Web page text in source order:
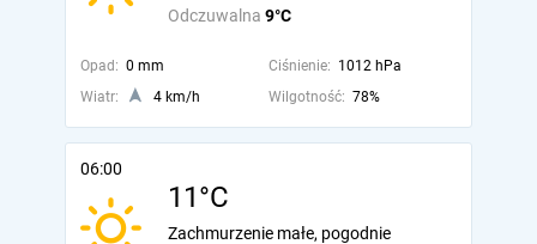
Odczuwalna 9°C
Opad: 0 mm Ciśnienie: 1012 hPa
Wiatr:
4 km/h Wilgotność: 78%
06:00
11°C
Zachmurzenie małe, pogodnie